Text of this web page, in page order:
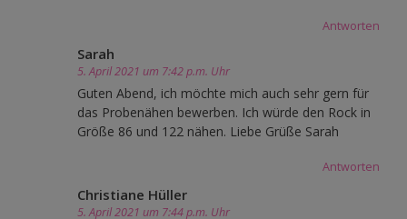
Antworten
Sarah
5. April 2021 um 7:42 p.m. Uhr
Guten Abend, ich möchte mich auch sehr gern für
das Probenähen bewerben. Ich würde den Rock in
Größe 86 und 122 nähen. Liebe Grüße Sarah
Antworten
Christiane Hüller
5. April 2021 um 7:44 p.m. Uhr